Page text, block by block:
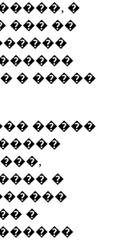
�
��� ��
� �����
�����
�
�